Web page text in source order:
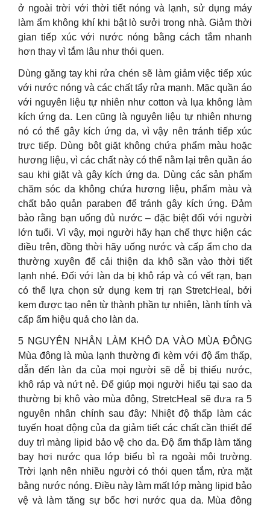
ở ngoài trời với thời tiết nóng và lạnh, sử dụng máy
làm ẩm không khí khi bật lò sưởi trong nhà. Giảm thời
gian tiếp xúc với nước nóng bằng cách tắm nhanh
hơn thay vì tắm lâu như thói quen.
Dùng găng tay khi rửa chén sẽ làm giảm việc tiếp xúc
với nước nóng và các chất tẩy rửa mạnh. Mặc quần áo
với nguyên liệu tự nhiên như cotton và lụa không làm
kích ứng da. Len cũng là nguyên liệu tự nhiên nhưng
nó có thể gây kích ứng da, vì vậy nên tránh tiếp xúc
trực tiếp. Dùng bột giặt không chứa phẩm màu hoặc
hương liệu, vì các chất này có thể nằm lại trên quần áo
sau khi giặt và gây kích ứng da. Dùng các sản phẩm
chăm sóc da không chứa hương liệu, phẩm màu và
chất bảo quản paraben để tránh gây kích ứng. Đảm
bảo rằng bạn uống đủ nước – đặc biệt đối với người
lớn tuổi. Vì vậy, mọi người hãy hạn chế thực hiện các
điều trên, đồng thời hãy uống nước và cấp ẩm cho da
thường xuyên để cải thiện da khô sần vào thời tiết
lạnh nhé. Đối với làn da bị khô ráp và có vết rạn, bạn
có thể lựa chọn sử dụng kem trị rạn StretcHeal, bởi
kem được tạo nên từ thành phần tự nhiên, lành tính và
cấp ẩm hiệu quả cho làn da.
5 NGUYÊN NHÂN LÀM KHÔ DA VÀO MÙA ĐÔNG
Mùa đông là mùa lạnh thường đi kèm với độ ẩm thấp,
dẫn đến làn da của mọi người sẽ dễ bị thiếu nước,
khô ráp và nứt nẻ. Để giúp mọi người hiểu tại sao da
thường bị khô vào mùa đông, StretcHeal sẽ đưa ra 5
nguyên nhân chính sau đây: Nhiệt độ thấp làm các
tuyến hoạt động của da giảm tiết các chất cần thiết để
duy trì màng lipid bảo vệ cho da. Độ ẩm thấp làm tăng
bay hơi nước qua lớp biểu bì ra ngoài môi trường.
Trời lạnh nên nhiều người có thói quen tắm, rửa mặt
bằng nước nóng. Điều này làm mất lớp màng lipid bảo
vệ và làm tăng sự bốc hơi nước qua da. Mùa đông